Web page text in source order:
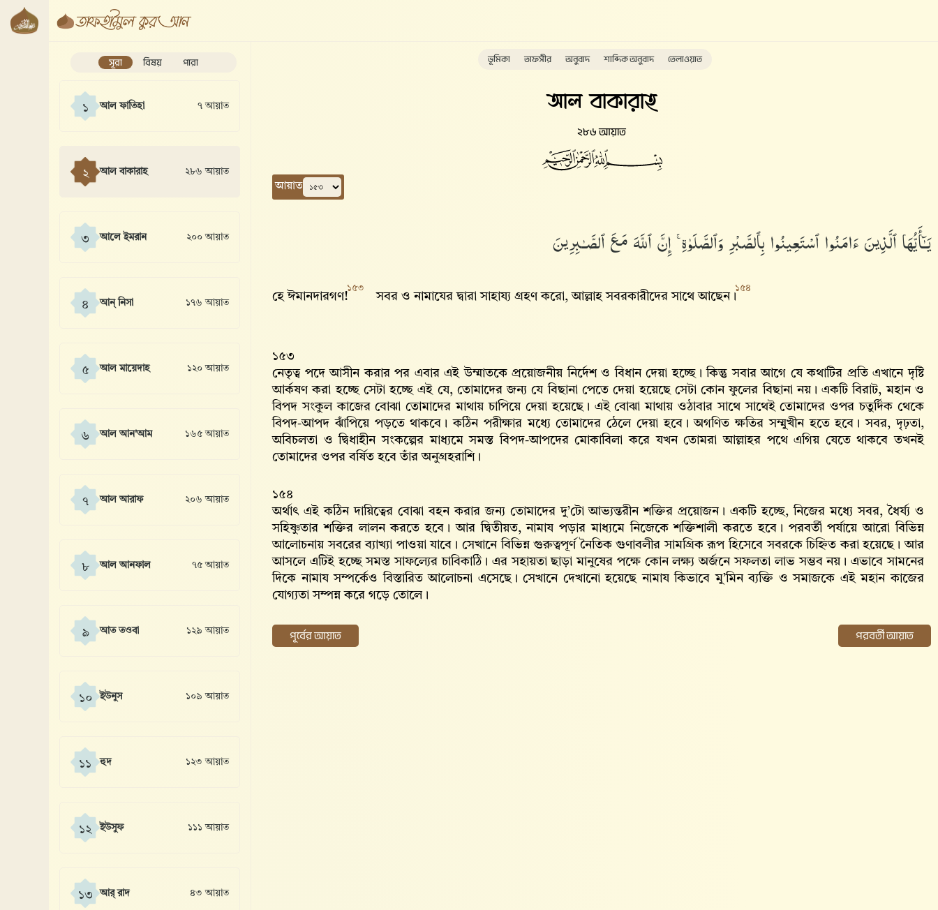
সূরা বিষয় পারা
১ আল ফাতিহা ৭ আয়াত
২ আল বাকারাহ ২৮৬ আয়াত
৩ আলে ইমরান ২০০ আয়াত
৪ আন্ নিসা ১৭৬ আয়াত
৫ আল মায়েদাহ ১২০ আয়াত
৬ আল আন'আম ১৬৫ আয়াত
৭ আল আরাফ ২০৬ আয়াত
৮ আল আনফাল ৭৫ আয়াত
৯ আত তওবা ১২৯ আয়াত
১০ ইউনুস ১০৯ আয়াত
১১ হুদ ১২৩ আয়াত
১২ ইউসুফ ১১১ আয়াত
১৩ আর্ রাদ ৪৩ আয়াত
ভূমিকা তাফসীর অনুবাদ শাব্দিক অনুবাদ তেলাওয়াত
আল বাকারাহ
২৮৬ আয়াত
আয়াত
يَـٰٓأَيُّهَا ٱلَّذِينَ ءَامَنُوا۟ ٱسْتَعِينُوا۟ بِٱلصَّبْرِ وَٱلصَّلَوٰةِ ۚ إِنَّ ٱللَّهَ مَعَ ٱلصَّـٰبِرِينَ
হে ঈমানদারগণ!
১৫৩
সবর ও নামাযের দ্বারা সাহায্য গ্রহণ করো, আল্লাহ‌ সবরকারীদের সাথে আছেন।
১৫৪
১৫৩
নেতৃত্ব পদে আসীন করার পর এবার এই উম্মাতকে প্রয়োজনীয় নির্দেশ ও বিধান দেয়া হচ্ছে। কিন্তু সবার আগে যে কথাটির প্রতি এখানে দৃষ্টি
আর্কষণ করা হচ্ছে সেটা হচ্ছে এই যে, তোমাদের জন্য যে বিছানা পেতে দেয়া হয়েছে সেটা কোন ফুলের বিছানা নয়। একটি বিরাট, মহান ও
বিপদ সংকুল কাজের বোঝা তোমাদের মাথায় চাপিয়ে দেয়া হয়েছে। এই বোঝা মাথায় ওঠাবার সাথে সাথেই তোমাদের ওপর চতুর্দিক থেকে
বিপদ-আপদ ঝাঁপিয়ে পড়তে থাকবে। কঠিন পরীক্ষার মধ্যে তোমাদের ঠেলে দেয়া হবে। অগণিত ক্ষতির সম্মুখীন হতে হবে। সবর, দৃঢ়তা,
অবিচলতা ও দ্বিধাহীন সংকল্পের মাধ্যমে সমস্ত বিপদ-আপদের মোকাবিলা করে যখন তোমরা আল্লাহর পথে এগিয় যেতে থাকবে তখনই
তোমাদের ওপর বর্ষিত হবে তাঁর অনুগ্রহরাশি।
১৫৪
অর্থাৎ এই কঠিন দায়িত্বের বোঝা বহন করার জন্য তোমাদের দু’টো আভ্যন্তরীন শক্তির প্রয়োজন। একটি হচ্ছে, নিজের মধ্যে সবর, ধৈর্য্য ও
সহিষ্ণুতার শক্তির লালন করতে হবে। আর দ্বিতীয়ত, নামায পড়ার মাধ্যমে নিজেকে শক্তিশালী করতে হবে। পরবর্তী পর্যায়ে আরো বিভিন্ন
আলোচনায় সবরের ব্যাখ্যা পাওয়া যাবে। সেখানে বিভিন্ন গুরুত্বপূর্ণ নৈতিক গুণাবলীর সামগ্রিক রূপ হিসেবে সবরকে চিহ্নিত করা হয়েছে। আর
আসলে এটিই হচ্ছে সমস্ত সাফল্যের চাবিকাঠি। এর সহায়তা ছাড়া মানুষের পক্ষে কোন লক্ষ্য অর্জনে সফলতা লাভ সম্ভব নয়। এভাবে সামনের
দিকে নামায সম্পর্কেও বিস্তারিত আলোচনা এসেছে। সেখানে দেখানো হয়েছে নামায কিভাবে মু’মিন ব্যক্তি ও সমাজকে এই মহান কাজের
যোগ্যতা সম্পন্ন করে গড়ে তোলে।
পূর্বের আয়াত পরবর্তী আয়াত